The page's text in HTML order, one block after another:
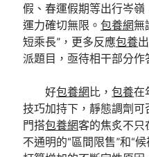
假、春運假期等出行岑
運力確切無限。包養網無
短乘長”，更多反應包養
派題目，亟待相干部分作
好包養網比，包養在
技巧加持下，靜態調劑可
門搭包養網客的焦炙不只
不通明的“區間限售”和“